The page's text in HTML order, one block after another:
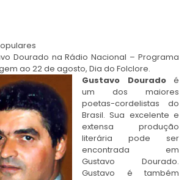
Dourado na Rádio Nacional – Programa
ao 22 de agosto, Dia do Folclore.
Gustavo Douradoé
um dos maiores
poetas-cordelistas do
Brasil. Sua excelente e
extensa produção
literária pode ser
encontrada em
Gustavo Dourado.
Gustavo é também